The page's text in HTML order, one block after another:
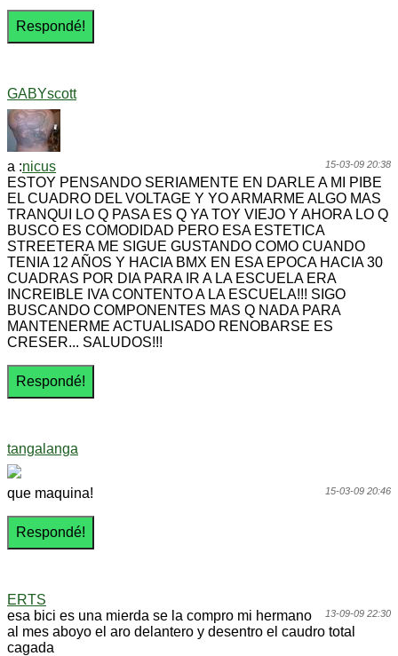
GABYscott
15-03-09 20:38
a :nicus
ESTOY PENSANDO SERIAMENTE EN DARLE A MI PIBE
EL CUADRO DEL VOLTAGE Y YO ARMARME ALGO MAS
TRANQUI LO Q PASA ES Q YA TOY VIEJO Y AHORA LO Q
BUSCO ES COMODIDAD PERO ESA ESTETICA
STREETERA ME SIGUE GUSTANDO COMO CUANDO
TENIA 12 AÑOS Y HACIA BMX EN ESA EPOCA HACIA 30
CUADRAS POR DIA PARA IR A LA ESCUELA ERA
INCREIBLE IVA CONTENTO A LA ESCUELA!!! SIGO
BUSCANDO COMPONENTES MAS Q NADA PARA
MANTENERME ACTUALISADO RENOBARSE ES
CRESER... SALUDOS!!!
tangalanga
15-03-09 20:46
que maquina!
ERTS
13-09-09 22:30
esa bici es una mierda se la compro mi hermano
al mes aboyo el aro delantero y desentro el caudro total
cagada